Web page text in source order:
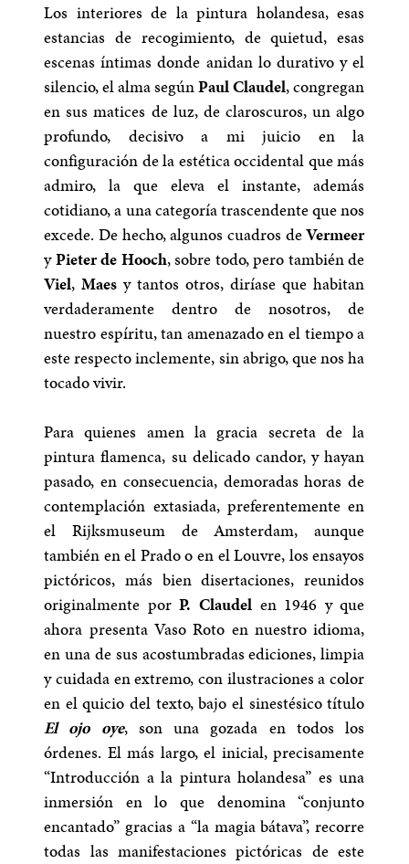
Los interiores de la pintura holandesa, esas
estancias de recogimiento, de quietud, esas
escenas íntimas donde anidan lo durativo y el
silencio, el alma segúnPaul Claudel, congregan
en sus matices de luz, de claroscuros, un algo
profundo, decisivo a mi juicio en la
configuración de la estética occidental que más
admiro, la que eleva el instante, además
cotidiano, a una categoría trascendente que nos
excede. De hecho, algunos cuadros deVermeer
yPieter de Hooch, sobre todo, pero también de
Viel,Maes y tantos otros, diríase que habitan
verdaderamente dentro de nosotros, de
nuestro espíritu, tan amenazado en el tiempo a
este respecto inclemente, sin abrigo, que nos ha
tocado vivir.
Para quienes amen la gracia secreta de la
pintura flamenca, su delicado candor, y hayan
pasado, en consecuencia, demoradas horas de
contemplación extasiada, preferentemente en
el Rijksmuseum de Amsterdam, aunque
también en el Prado o en el Louvre, los ensayos
pictóricos, más bien disertaciones, reunidos
originalmente porP. Claudelen 1946 y que
ahora presenta Vaso Roto en nuestro idioma,
en una de sus acostumbradas ediciones, limpia
y cuidada en extremo, con ilustraciones a color
en el quicio del texto, bajo el sinestésico título
El ojo oye, son una gozada en todos los
órdenes. El más largo, el inicial, precisamente
“Introducción a la pintura holandesa” es una
inmersión en lo que denomina “conjunto
encantado” gracias a “la magia bátava”, recorre
todas las manifestaciones pictóricas de este